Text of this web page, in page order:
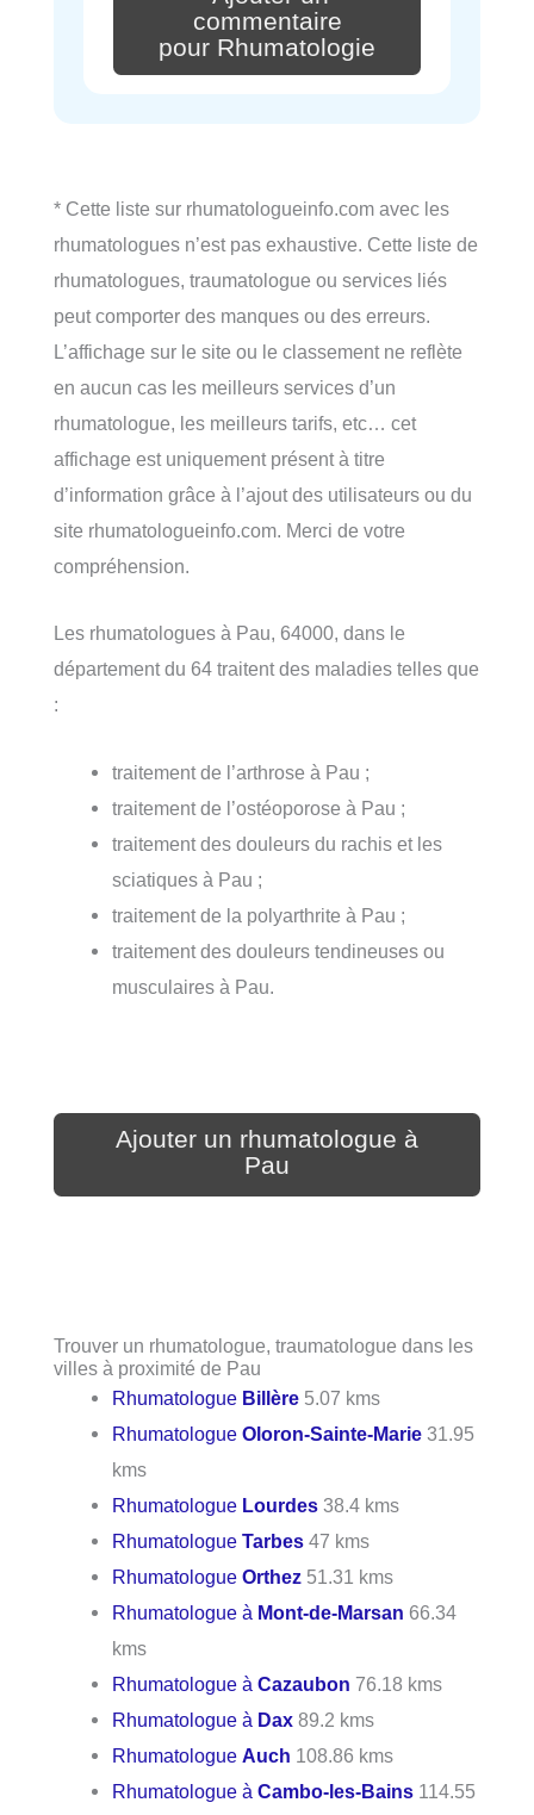
commentaire
pour Rhumatologie
* Cette liste sur rhumatologueinfo.com avec les
rhumatologues n’est pas exhaustive. Cette liste de
rhumatologues, traumatologue ou services liés
peut comporter des manques ou des erreurs.
L’affichage sur le site ou le classement ne reflète
en aucun cas les meilleurs services d’un
rhumatologue, les meilleurs tarifs, etc… cet
affichage est uniquement présent à titre
d’information grâce à l’ajout des utilisateurs ou du
site rhumatologueinfo.com. Merci de votre
compréhension.
Les rhumatologues à Pau, 64000, dans le
département du 64 traitent des maladies telles que
:
traitement de l’arthrose à Pau ;
traitement de l’ostéoporose à Pau ;
traitement des douleurs du rachis et les
sciatiques à Pau ;
traitement de la polyarthrite à Pau ;
traitement des douleurs tendineuses ou
musculaires à Pau.
Ajouter un rhumatologue à
Pau
Trouver un rhumatologue, traumatologue dans les
villes à proximité de Pau
Rhumatologue Billère 5.07 kms
RhumatologueOloron-Sainte-Marie 31.95
kms
Rhumatologue Lourdes 38.4 kms
RhumatologueTarbes 47 kms
RhumatologueOrthez 51.31 kms
Rhumatologue à Mont-de-Marsan 66.34
kms
Rhumatologue àCazaubon 76.18 kms
Rhumatologue à Dax 89.2 kms
RhumatologueAuch 108.86 kms
Rhumatologue àCambo-les-Bains 114.55